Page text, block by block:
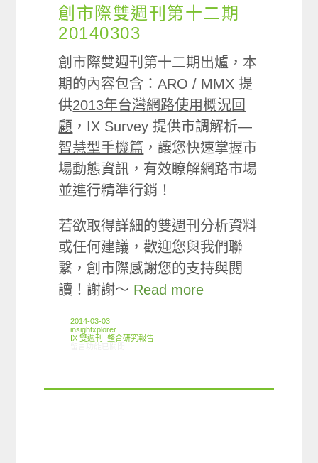
創市際雙週刊第十二期
20140303
創市際雙週刊第十二期出爐，本
期的內容包含：ARO / MMX 提
供2013年台灣網路使用概況回
顧 ，IX Survey 提供市調解析—
智慧型手機篇 ，讓您快速掌握市
場動態資訊，有效瞭解網路市場
並進行精準行銷！
若欲取得詳細的雙週刊分析資料
或任何建議，歡迎您與我們聯
繫，創市際感謝您的支持與閱
讀！謝謝～ Read more
2014-03-03
insightxplorer
IX 雙週刊
,整合研究報告